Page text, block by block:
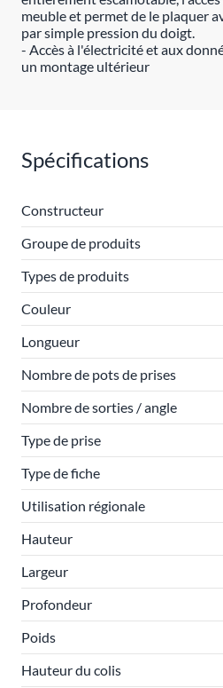
meuble et permet de le plaquer
par simple pression du doigt.
- Accès à l'électricité et aux
un montage ultérieur
Spécifications
Constructeur
Groupe de produits
Types de produits
Couleur
Longueur
Nombre de pots de prises
Nombre de sorties / angle
Type de prise
Type de fiche
Utilisation régionale
Hauteur
Largeur
Profondeur
Poids
Hauteur du colis